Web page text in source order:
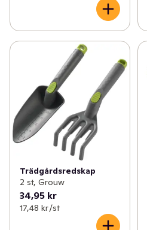
Trädgårdsredskap
2 st, Grouw
34,95 kr
17,48 kr /st